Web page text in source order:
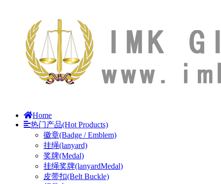
Home
热门产品(Hot Products)
徽章(Badge / Emblem)
挂绳(lanyard)
奖牌(Medal)
挂绳奖牌(lanyardMedal)
皮带扣(Belt Buckle)